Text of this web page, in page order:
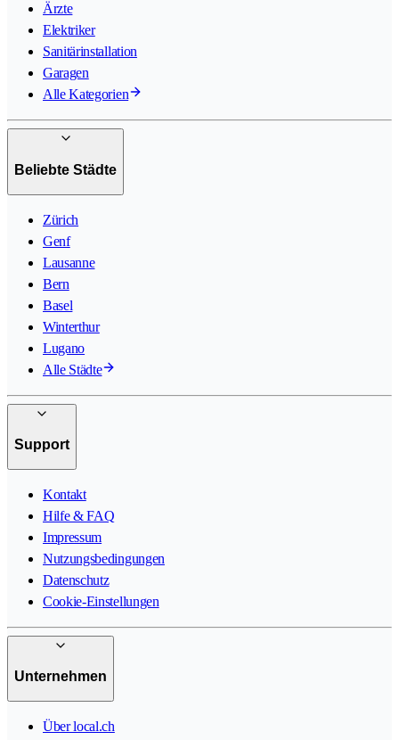
Ärzte
Elektriker
Sanitärinstallation
Garagen
Alle Kategorien
Beliebte Städte
Zürich
Genf
Lausanne
Bern
Basel
Winterthur
Lugano
Alle Städte
Support
Kontakt
Hilfe & FAQ
Impressum
Nutzungsbedingungen
Datenschutz
Cookie-Einstellungen
Unternehmen
Über local.ch